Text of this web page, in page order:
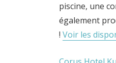
piscine, une
également
! Voir les